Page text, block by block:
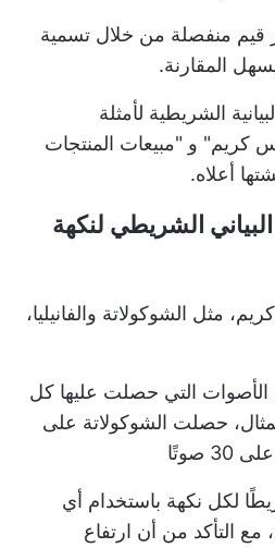
منفصلة من خلال تسمية
المقارنة.
الشريطية لأمثلة
كريم" و "مبيعات المنتجات
أعلاه.
الشريطي لنكهة
مثل الشوكولاتة والفانيليا،
الأصوات التي حصلت عليها كل
حصلت الشوكولاتة على
لكل نكهة باستخدام أي
مع التأكد من أن ارتفاع